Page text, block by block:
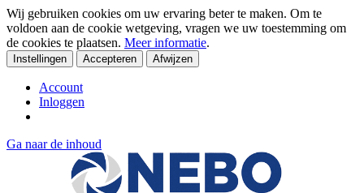
Wij gebruiken cookies om uw ervaring beter te maken. Om te
voldoen aan de cookie wetgeving, vragen we uw toestemming om
de cookies te plaatsen. Meer informatie.
Instellingen Accepteren Afwijzen
Account
Inloggen
Ga naar de inhoud